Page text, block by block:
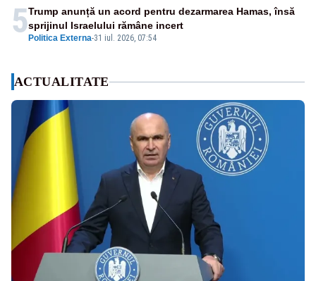
5 Politica Externa-31 iul. 2026, 07:54
Trump anunță un acord pentru dezarmarea Hamas, însă
sprijinul Israelului rămâne incert
ACTUALITATE